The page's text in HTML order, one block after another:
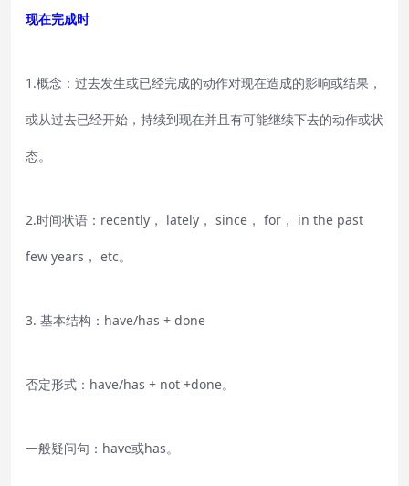
现在完成时
1.概念：过去发生或已经完成的动作对现在造成的影响或结果，
或从过去已经开始，持续到现在并且有可能继续下去的动作或状
态。
2.时间状语：recently， lately， since， for， in the past
few years， etc。
3. 基本结构：have/has + done
否定形式：have/has + not +done。
一般疑问句：have或has。